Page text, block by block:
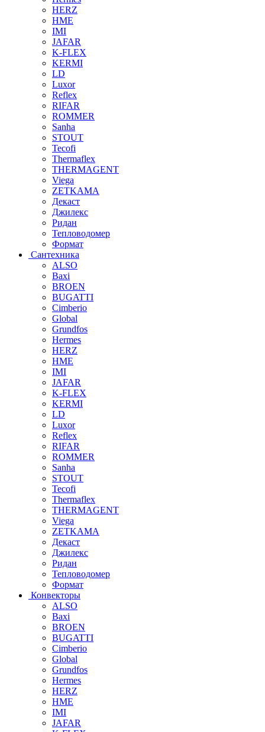
HERZ
HME
IMI
JAFAR
K-FLEX
KERMI
LD
Luxor
Reflex
RIFAR
ROMMER
Sanha
STOUT
Tecofi
Thermaflex
THERMAGENT
Viega
ZETKAMA
Декаст
Джилекс
Ридан
Тепловодомер
Формат
Сантехника
ALSO
Baxi
BROEN
BUGATTI
Cimberio
Global
Grundfos
Hermes
HERZ
HME
IMI
JAFAR
K-FLEX
KERMI
LD
Luxor
Reflex
RIFAR
ROMMER
Sanha
STOUT
Tecofi
Thermaflex
THERMAGENT
Viega
ZETKAMA
Декаст
Джилекс
Ридан
Тепловодомер
Формат
Конвекторы
ALSO
Baxi
BROEN
BUGATTI
Cimberio
Global
Grundfos
Hermes
HERZ
HME
IMI
JAFAR